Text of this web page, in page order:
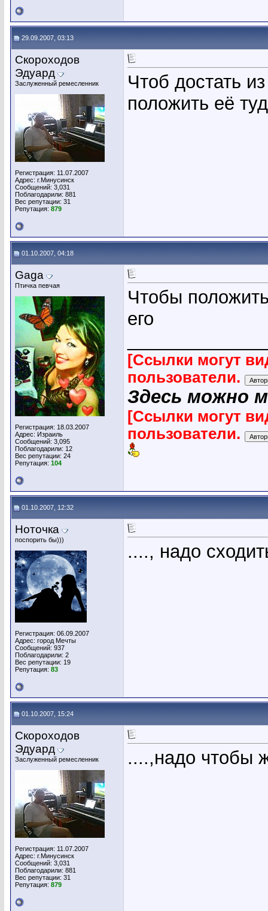
29.09.2007, 03:13
Скороходов
Эдуард
Заслуженный ремесленник
Регистрация: 11.07.2007
Адрес: г.Минусинск
Сообщений: 3,031
Поблагодарили: 881
Вес репутации: 31
Репутация: 879
Чтоб достать
положить её
01.10.2007, 04:18
Gaga
Птичка певчая
Регистрация: 18.03.2007
Адрес: Израиль
Сообщений: 3,095
Поблагодарили: 12
Вес репутации: 24
Репутация: 104
Чтобы
его
[Ссылки могут
пользователи.
Здесь можно
[Ссылки могут
пользователи.
01.10.2007, 12:32
Ноточка
поспорить бы)))
Регистрация: 06.09.2007
Адрес: город Мечты
Сообщений: 937
Поблагодарили: 2
Вес репутации: 19
Репутация: 83
...., надо
01.10.2007, 15:24
Скороходов
Эдуард
Заслуженный ремесленник
Регистрация: 11.07.2007
Адрес: г.Минусинск
Сообщений: 3,031
Поблагодарили: 881
Вес репутации: 31
Репутация: 879
....,надо чтобы